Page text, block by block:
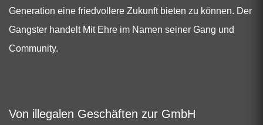
Generation eine friedvollere Zukunft bieten zu können. Der
Gangster handelt Mit Ehre im Namen seiner Gang und
Community.
Von illegalen Geschäften zur GmbH